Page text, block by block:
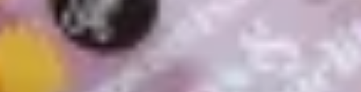
Passend als hochwertiges Mitbringsel für den
Mädelsabend haben wir eine Geschenkbox genau für
diesen Anlass! Perlend und vergnügt im Design, hat